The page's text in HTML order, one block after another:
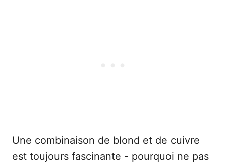
Une combinaison de blond et de cuivre
est toujours fascinante - pourquoi ne pas